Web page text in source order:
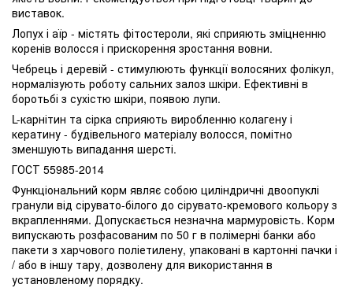
виставок.
Лопух і аїр - містять фітостероли, які сприяють зміцненню
коренів волосся і прискорення зростання вовни.
Чебрець і деревій - стимулюють функції волосяних фолікул,
нормалізують роботу сальних залоз шкіри. Ефективні в
боротьбі з сухістю шкіри, появою лупи.
L-карнітин та сірка сприяють виробленню колагену і
кератину - будівельного матеріалу волосся, помітно
зменшують випадання шерсті.
ГОСТ 55985-2014
Функціональний корм являє собою циліндричні двоопуклі
гранули від сірувато-білого до сірувато-кремового кольору з
вкрапленнями. Допускається незначна мармуровість. Корм
випускають розфасованим по 50 г в полімерні банки або
пакети з харчового поліетилену, упаковані в картонні пачки і
/ або в іншу тару, дозволену для використання в
установленому порядку.